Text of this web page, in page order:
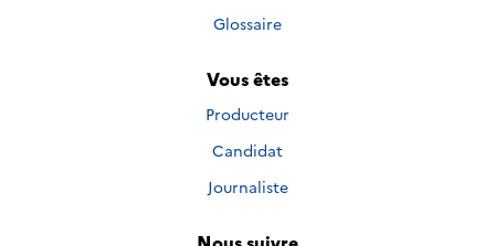
Glossaire
Vous êtes
Producteur
Candidat
Journaliste